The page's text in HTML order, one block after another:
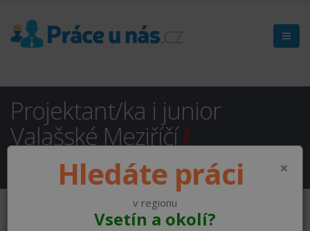
Projektant/ka i junior
Valašské Meziříčí(
NEAKTUÁLNÍ ) ×
Hledáte práci
v regionu
Vsetín a okolí?